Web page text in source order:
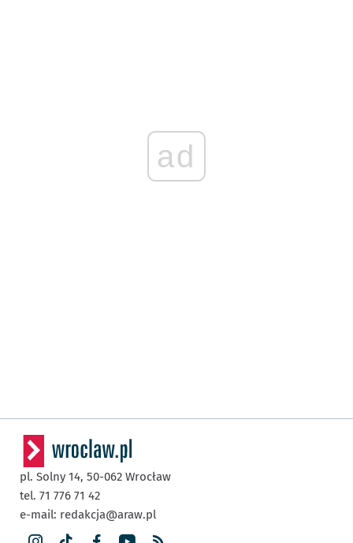
ad
pl. Solny 14, 50-062 Wrocław
tel. 71 776 71 42
e-mail: redakcja@araw.pl